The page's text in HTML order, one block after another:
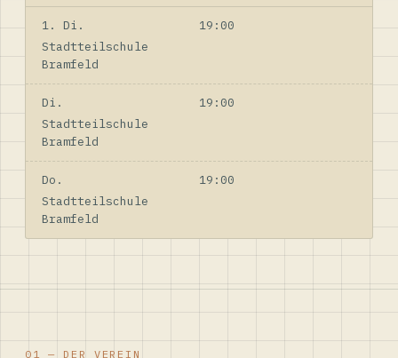
1. Di.
19:00
Stadtteilschule
Bramfeld
Di.
19:00
Stadtteilschule
Bramfeld
Do.
19:00
Stadtteilschule
Bramfeld
01 — DER VEREIN